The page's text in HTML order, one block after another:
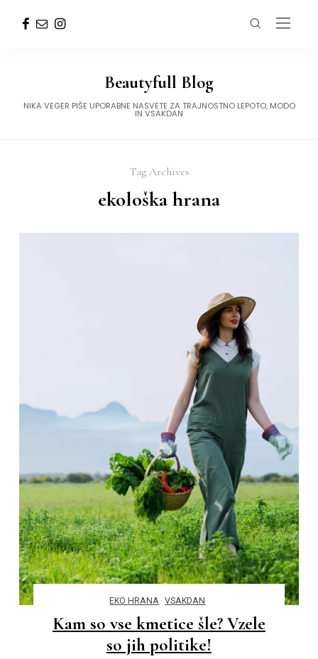
Beautyfull Blog
NIKA VEGER PIŠE UPORABNE NASVETE ZA TRAJNOSTNO LEPOTO, MODO
IN VSAKDAN
Tag Archives
ekološka hrana
EKO HRANA VSAKDAN
Kam so vse kmetice šle? Vzele
so jih politike!